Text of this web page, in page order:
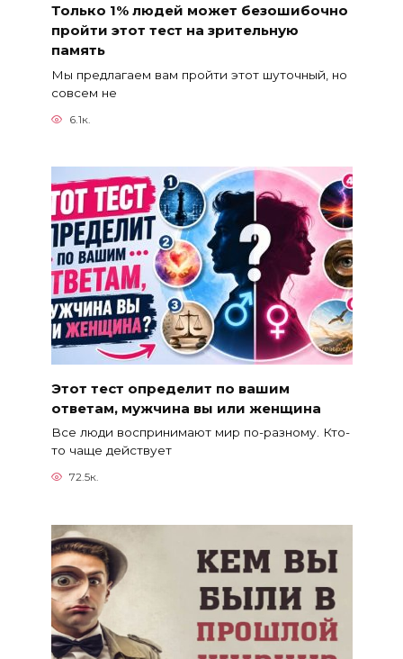
Только 1% людей может безошибочно
пройти этот тест на зрительную
память
Мы предлагаем вам пройти этот шуточный, но
совсем не
6.1к.
Этот тест определит по вашим
ответам, мужчина вы или женщина
Все люди воспринимают мир по-разному. Кто-
то чаще действует
72.5к.